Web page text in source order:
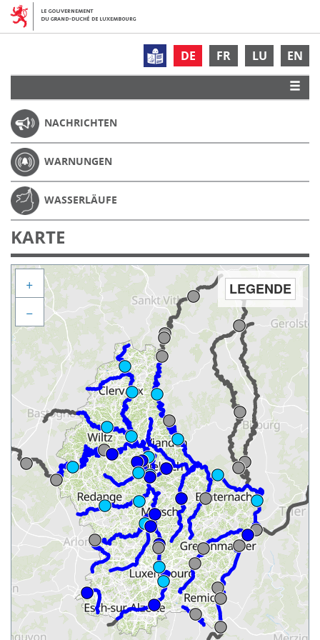
DE FR LU EN
NACHRICHTEN
WARNUNGEN
WASSERLÄUFE
KARTE
LEGENDE
+
−